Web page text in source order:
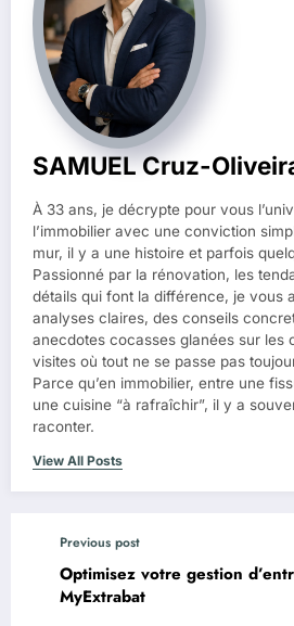
SAMUEL Cruz-
À 33 ans, je décrypte pour vous
l’immobilier avec une conviction
mur, il y a une histoire et parfois
Passionné par la rénovation, les
détails qui font la différence, je vous
analyses claires, des conseils
anecdotes cocasses glanées sur les
visites où tout ne se passe pas
Parce qu’en immobilier, entre une
une cuisine “à rafraîchir”, il y a
raconter.
View All Posts
Previous post
Optimisez votre gestion
MyExtrabat